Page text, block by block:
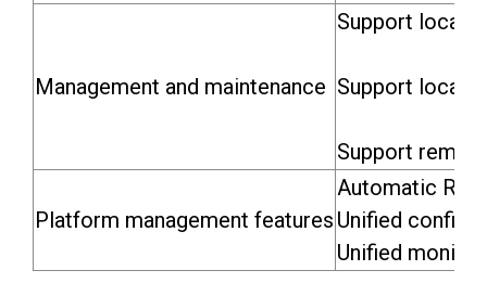
Management and maintenance
Support local
Support local
Support
Platform management features
Automatic RF
Unified
Unified